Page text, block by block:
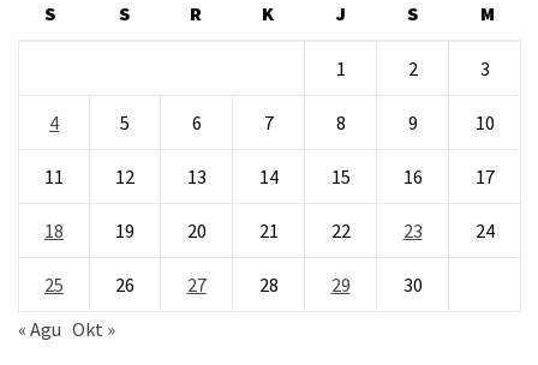
S S R K J S M
1 2 3
4 5 6 7 8 9 10
11 12 13 14 15 16 17
18 19 20 21 22 23 24
25 26 27 28 29
30
« Agu Okt »